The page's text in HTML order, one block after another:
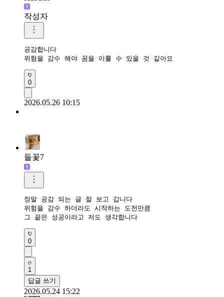
작성자
공감합니다
위험을 감수 해야 꿈을 이룰 수 있을 것 같아요
0
2026.05.26 10:15
들꽃7
정말 공감 되는 글 잘 보고 갑니다
위험을 감수 하더라도 시작하는 도전만큼
그 끝은 성공이라고 저도 생각합니다
0
1
답글 쓰기
2026.05.24 15:22